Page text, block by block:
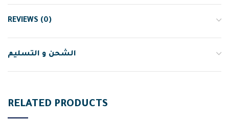
REVIEWS (0)
الشحن و التسليم
RELATED PRODUCTS